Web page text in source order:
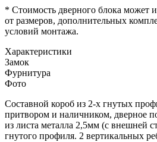
* Стоимость дверного блока может
от размеров, дополнительных
условий монтажа.
Характеристики
Замок
Фурнитура
Фото
Составной короб из 2-х гнутых
притвором и наличником, дверное
из листа металла 2,5мм (с внешней
гнутого профиля. 2 вертикальных